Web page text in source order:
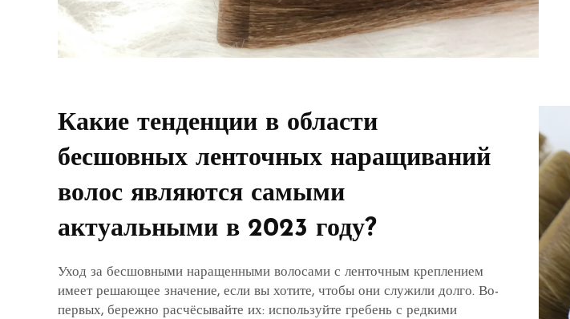
Какие тенденции в области
бесшовных ленточных наращиваний
волос являются самыми
актуальными в 2023 году?
Уход за бесшовными наращенными волосами с ленточным креплением
имеет решающее значение, если вы хотите, чтобы они служили долго. Во-
первых, бережно расчёсывайте их: используйте гребень с редкими